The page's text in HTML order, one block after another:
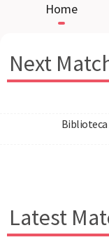
Home
Next
Latest